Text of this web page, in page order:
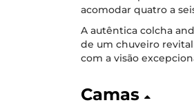
acomodar quatro a
A autêntica colcha
de um chuveiro
com a visão
Camas